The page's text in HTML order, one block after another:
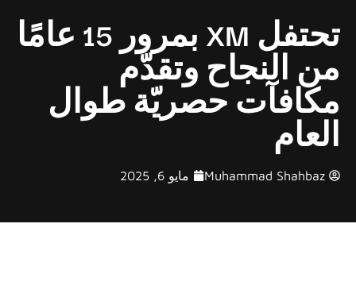
تحتفل XM بمرور 15 عامًا
من النجاح وتقدّم
مكافآت حصريّة طوال
العام
Muhammad Shahbaz مايو 6, 2025